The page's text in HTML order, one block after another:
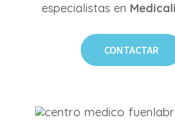
especialistas en
CONTACTAR